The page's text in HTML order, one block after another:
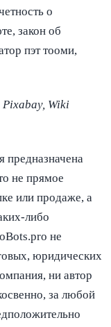
о
закон об
пэт тооми,
Wiki
предназначена
не прямое
или продаже, а
либо
не
юридических
ни автор
за любой